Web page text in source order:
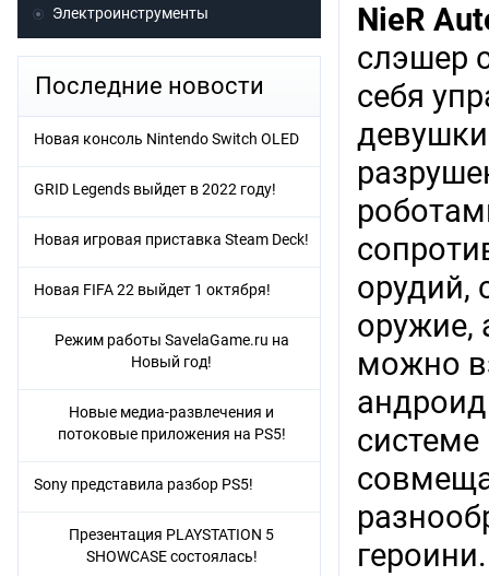
NieR
слэшер
себя
орудий,
оружие,
можно
Электроинструменты
Последние новости
Новая консоль Nintendo Switch OLED
GRID Legends выйдет в 2022 году!
Новая игровая приставка Steam Deck!
Новая FIFA 22 выйдет 1 октября!
Режим работы SavelaGame.ru на
Новый год!
Новые медиа-развлечения и
потоковые приложения на PS5!
Sony представила разбор PS5!
Презентация PLAYSTATION 5
SHOWCASE состоялась!